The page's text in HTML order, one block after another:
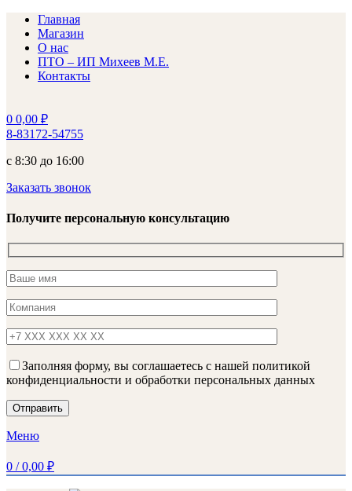
Главная
Магазин
О нас
ПТО – ИП Михеев М.Е.
Контакты
0 0,00 ₽
8-83172-54755
с 8:30 до 16:00
Заказать звонок
Получите персональную консультацию
Заполняя форму, вы соглашаетесь с нашей политикой
конфиденциальности и обработки персональных данных
Меню
0 / 0,00 ₽